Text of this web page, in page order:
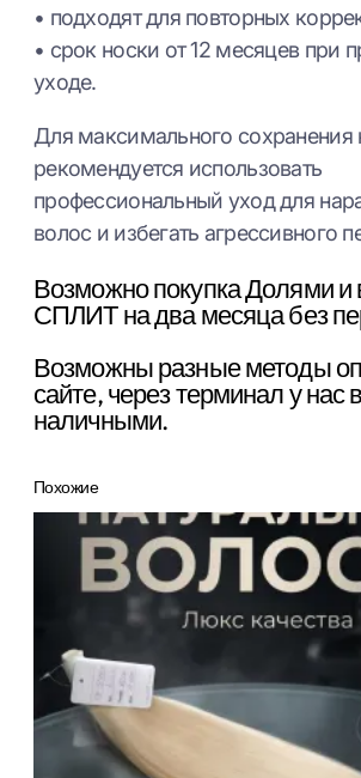
• подходят для повторных
• срок носки от 12 месяцев при
уходе.
Для максимального сохранения
рекомендуется использовать
профессиональный уход для
волос и избегать агрессивного
Возможно покупка Долями и
СПЛИТ на два месяца без
Возможны разные методы
сайте, через терминал у нас
наличными.
Похожие